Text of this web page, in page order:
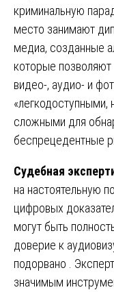
криминальную
место занимают
медиа, созданные
которые
видео-, аудио- и
«легкодоступными,
сложными для
беспрецедентные
Судебная
на настоятельную
цифровых
могут быть
доверие к
подорвано .
значимым